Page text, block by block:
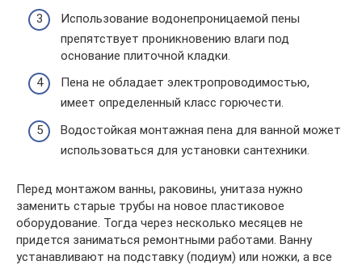
Использование водонепроницаемой пены
препятствует проникновению влаги под
основание плиточной кладки.
Пена не обладает электропроводимостью,
имеет определенный класс горючести.
Водостойкая монтажная пена для ванной может
использоваться для установки сантехники.
Перед монтажом ванны, раковины, унитаза нужно
заменить старые трубы на новое пластиковое
оборудование. Тогда через несколько месяцев не
придется заниматься ремонтными работами. Ванну
устанавливают на подставку (подиум) или ножки, а все